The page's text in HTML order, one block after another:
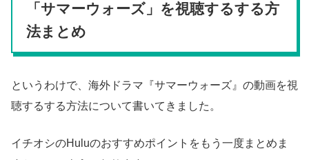
「サマーウォーズ」を視聴するする方
法まとめ
というわけで、海外ドラマ『サマーウォーズ』の動画を視
聴するする方法について書いてきました。
イチオシのHuluのおすすめポイントをもう一度まとめま